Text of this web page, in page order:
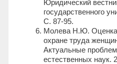
Юридический
государственного
С. 87-95.
Молева Н.Ю. Оценка
охране труда
Актуальные
естественных